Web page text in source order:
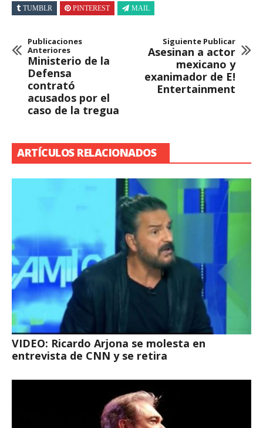
TUMBLR PINTEREST MAIL
Publicaciones
Anteriores
Ministerio de la
Defensa
contrató
acusados por el
caso de la tregua
Siguiente Publicar
Asesinan a actor
mexicano y
exanimador de E!
Entertainment
ARTÍCULOS RELACIONADOS
VIDEO: Ricardo Arjona se molesta en
entrevista de CNN y se retira